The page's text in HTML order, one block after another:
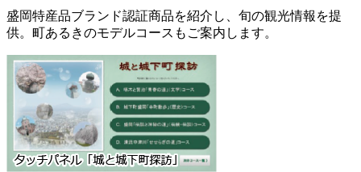
盛岡特産品ブランド認証商品を紹介し、旬の観光情報を提
供。町あるきのモデルコースもご案内します。